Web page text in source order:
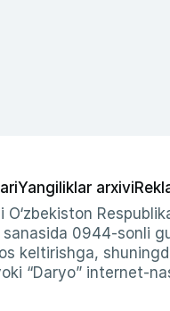
Yangiliklar arxivi
0944-sonli
keltirishga,
“Daryo” internet-